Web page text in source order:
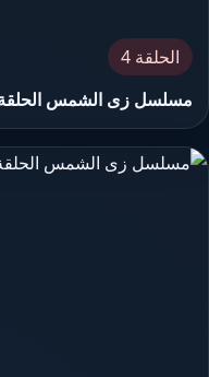
الحلقة 4
مسلسل زى الشمس الحلقة 4